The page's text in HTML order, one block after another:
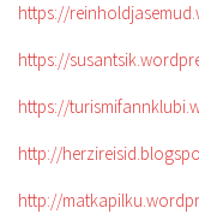
https://
https://
https://
http://
http://